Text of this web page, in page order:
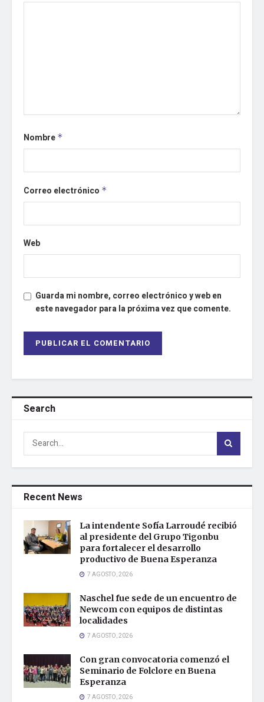
Nombre *
Correo electrónico *
Web
Guarda mi nombre, correo electrónico y web en
este navegador para la próxima vez que comente.
Search
Recent News
La intendente Sofía Larroudé recibió
al presidente del Grupo Tigonbu
para fortalecer el desarrollo
productivo de Buena Esperanza
7 AGOSTO, 2026
Naschel fue sede de un encuentro de
Newcom con equipos de distintas
localidades
7 AGOSTO, 2026
Con gran convocatoria comenzó el
Seminario de Folclore en Buena
Esperanza
7 AGOSTO, 2026